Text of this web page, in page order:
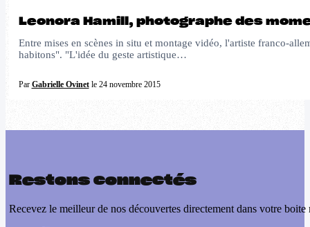
Leonora Hamill, photographe des
Entre mises en scènes in situ et montage vidéo, l'artiste franco-
habitons". "L'idée du geste artistique…
Par Gabrielle Ovinetle 24 novembre 2015
Restons connectés
Recevez le meilleur de nos découvertes directement dans votre boite